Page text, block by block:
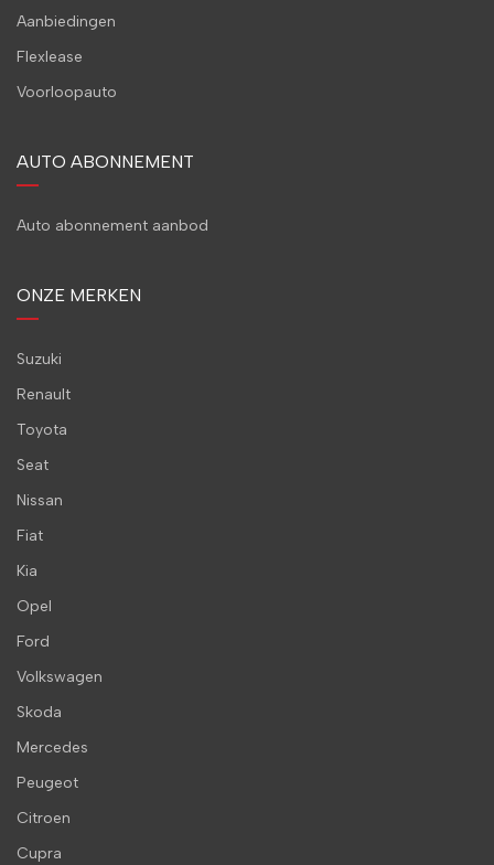
Aanbiedingen
Flexlease
Voorloopauto
AUTO ABONNEMENT
Auto abonnement aanbod
ONZE MERKEN
Suzuki
Renault
Toyota
Seat
Nissan
Fiat
Kia
Opel
Ford
Volkswagen
Skoda
Mercedes
Peugeot
Citroen
Cupra